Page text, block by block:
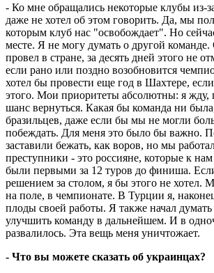
- Ко мне обращались некоторые клубы из-
даже не хотел об этом говорить. Да, мы
которым клуб нас "освобождает". Но
месте. Я не могу думать о другой команде.
провел в стране, за десять дней этого не
если рано или поздно возобновится
хотел бы провести еще год в Шахтере,
этого. Мои приоритеты абсолютны: я жду,
шанс вернуться. Какая бы команда ни
бразильцев, даже если бы мы не могли
побеждать. Для меня это было бы важно.
заставили бежать, как воров, но мы
преступники - это россияне, которые к
были первыми за 12 туров до финиша.
решением за столом, я бы этого не хотел.
на поле, в чемпионате. В Турции я,
плоды своей работы. Я также начал
улучшить команду в дальнейшем. И в
развалилось. Эта вещь меня уничтожает.
- Что вы можете сказать об украинцах?